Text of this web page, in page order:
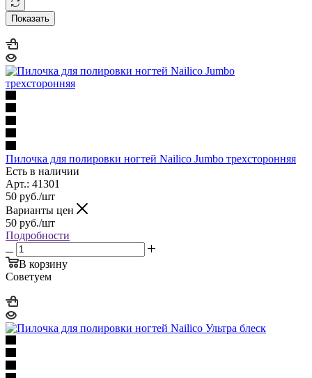
Показать
Пилочка для полировки ногтей Nailico Jumbo трехсторонняя
Есть в наличии
Арт.: 41301
50 руб./шт
Варианты цен
50 руб./шт
Подробности
В корзину
Советуем